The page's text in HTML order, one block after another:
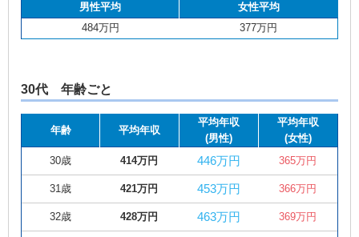
男性平均
女性平均
484万円
377万円
30代 年齢ごと
年齢 平均年収
平均年収
(男性)
平均年収
(女性)
30歳
414万円 446万円 365万円
31歳 421万円 453万円 366万円
32歳 428万円 463万円 369万円